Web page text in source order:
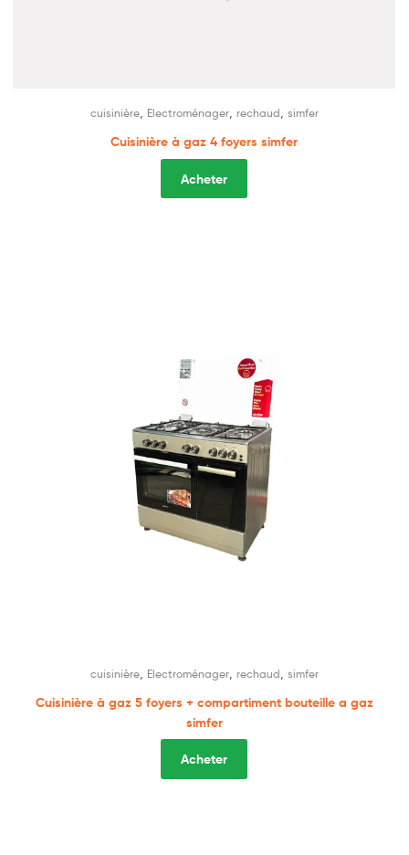
cuisinière, Electroménager, rechaud simfer
Cuisinière à gaz 4 foyers simfer
Acheter
cuisinière, Electroménager, rechaud simfer
Cuisinière à gaz 5 foyers + compartiment bouteille a gaz
simfer
Acheter